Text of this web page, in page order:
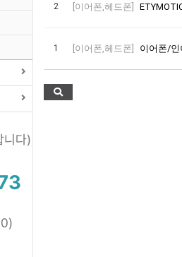
니다)
2 [이어폰,헤드폰]
1 [이어폰,헤드폰]
이어폰/인